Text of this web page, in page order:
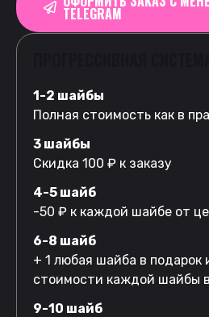
TELEGRAM
1-2 шайбы
Полная стоимость как в
3 шайбы
Скидка 100 ₽ к заказу
4-5 шайб
-50 ₽ к каждой шайбе от
6-8 шайб
+ 1 любая шайба в подарок
стоимости каждой шайбы
9-10 шайб